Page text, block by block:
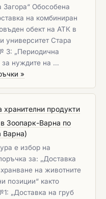
Загора“ Обособена
на комбиниран
обект на АТК в
университет Стара
3: „Периодична
за нуждите на …
»
хранителни продукти
Зоопарк-Варна по
Варна)
е избор на
за: „Доставка
на животните
позиции“ както
„Доставка на груб